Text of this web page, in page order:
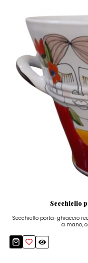
Secchiello
Secchiello porta-ghiaccio
a mano,